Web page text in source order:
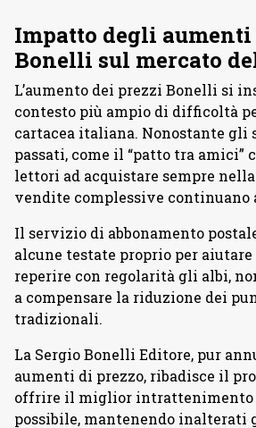
Impatto degli aumenti
Bonelli sul mercato
L’aumento dei prezzi Bonelli si
contesto più ampio di difficoltà
cartacea italiana. Nonostante gli
passati, come il “patto tra amici”
lettori ad acquistare sempre nella
vendite complessive continuano
Il servizio di abbonamento
alcune testate proprio per
reperire con regolarità gli albi,
a compensare la riduzione dei
tradizionali.
La Sergio Bonelli Editore, pur
aumenti di prezzo, ribadisce il
offrire il miglior intrattenimento
possibile, mantenendo inalterati